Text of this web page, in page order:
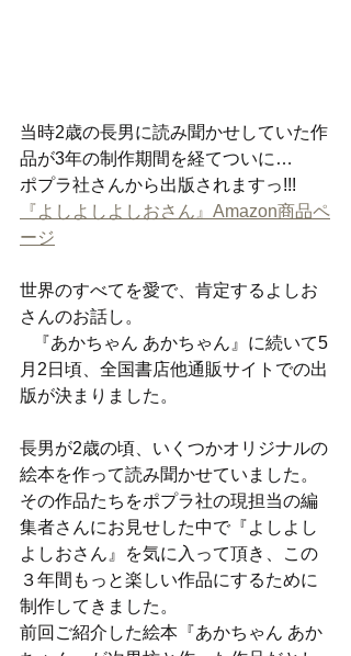
当時2歳の長男に読み聞かせしていた作
品が3年の制作期間を経てついに…
ポプラ社さんから出版されますっ!!!
『よしよしよしおさん』Amazon商品ペ
ージ
世界のすべてを愛で、肯定するよしお
さんのお話し。
⠀『あかちゃん あかちゃん』に続いて5
月2日頃、全国書店他通販サイトでの出
版が決まりました。
長男が2歳の頃、いくつかオリジナルの
絵本を作って読み聞かせていました。
その作品たちをポプラ社の現担当の編
集者さんにお見せした中で『よしよし
よしおさん』を気に入って頂き、この
３年間もっと楽しい作品にするために
制作してきました。
前回ご紹介した絵本『あかちゃん あか